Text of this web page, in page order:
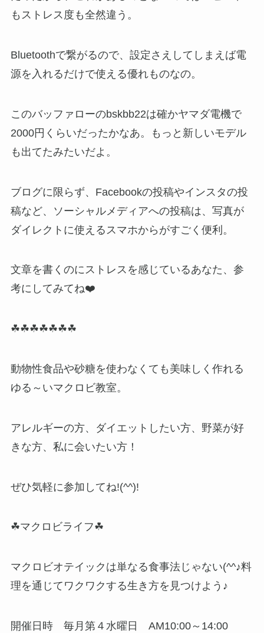
もストレス度も全然違う。
Bluetoothで繋がるので、設定さえしてしまえば電
源を入れるだけで使える優れものなの。
このバッファローのbskbb22は確かヤマダ電機で
2000円くらいだったかなあ。もっと新しいモデル
も出てたみたいだよ。
ブログに限らず、Facebookの投稿やインスタの投
稿など、ソーシャルメディアへの投稿は、写真が
ダイレクトに使えるスマホからがすごく便利。
文章を書くのにストレスを感じているあなた、参
考にしてみてね❤️
☘☘☘☘☘☘☘
動物性食品や砂糖を使わなくても美味しく作れる
ゆる～いマクロビ教室。
アレルギーの方、ダイエットしたい方、野菜が好
きな方、私に会いたい方！
ぜひ気軽に参加してね!(^^)!
☘マクロビライフ☘
マクロビオテイックは単なる食事法じゃない(^^♪料
理を通じてワクワクする生き方を見つけよう♪
開催日時 毎月第４水曜日 AM10:00～14:00